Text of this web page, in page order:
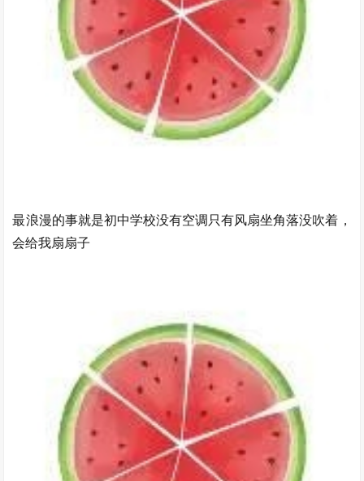
最浪漫的事就是初中学校没有空调只有风扇坐角落没吹着，
会给我扇扇子